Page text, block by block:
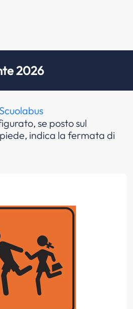
2026
Scuolabus
se posto sul
indica la fermata di